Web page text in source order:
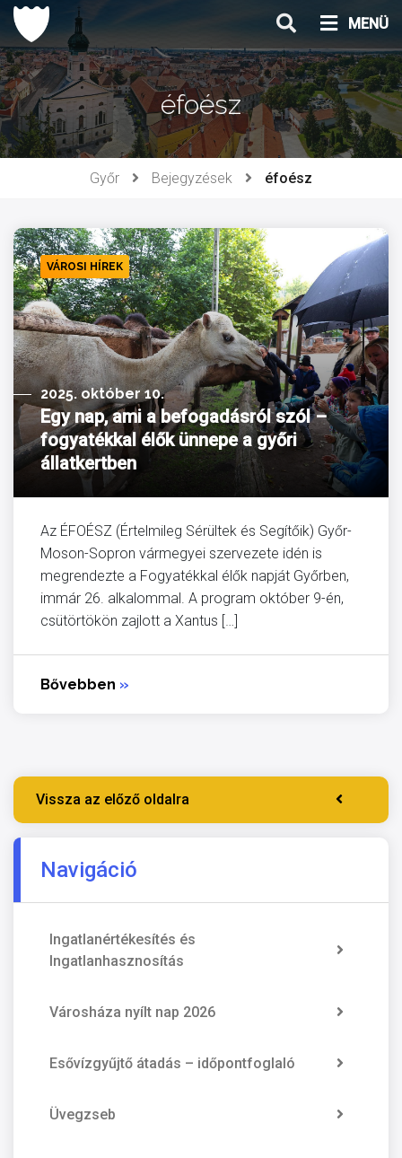
Ugrás
tartalomhoz
MENÜ
éfoész
Győr Bejegyzések éfoész
VÁROSI HÍREK
2025. október 10.
Egy nap, ami a befogadásról szól –
fogyatékkal élők ünnepe a győri
állatkertben
Az ÉFOÉSZ (Értelmileg Sérültek és Segítőik) Győr-
Moson-Sopron vármegyei szervezete idén is
megrendezte a Fogyatékkal élők napját Győrben,
immár 26. alkalommal. A program október 9-én,
csütörtökön zajlott a Xantus […]
Bővebben »
Vissza az előző oldalra
Navigáció
Ingatlanértékesítés és
Ingatlanhasznosítás
Városháza nyílt nap 2026
Esővízgyűjtő átadás – időpontfoglaló
Üvegzseb